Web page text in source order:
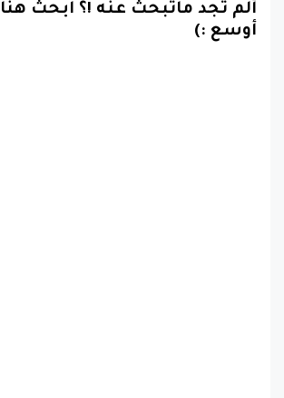
ألم تجد ماتبحث عنه !؟ ابحث
أوسع :)